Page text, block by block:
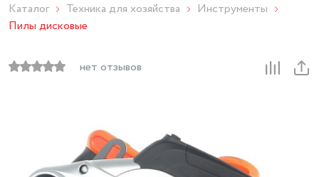
Каталог Техника для хозяйства
Инструменты
Пилы дисковые
нет отзывов